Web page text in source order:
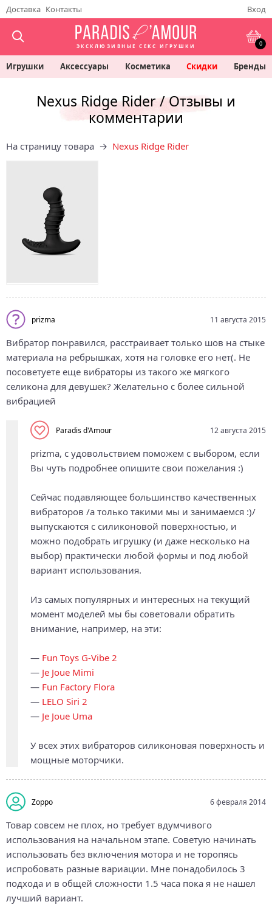
Доставка Контакты Вход
ЭКСКЛЮЗИВНЫЕ СЕКС ИГРУШКИ 0
Игрушки Аксессуары Косметика Скидки Бренды
Nexus Ridge Rider / Отзывы и
комментарии
На страницу товара → Nexus Ridge Rider
prizma 11 августа 2015
Вибратор понравился, расстраивает только шов на стыке
материала на ребрышках, хотя на головке его нет(. Не
посоветуете еще вибраторы из такого же мягкого
селикона для девушек? Желательно с более сильной
вибрацией
Paradis d'Amour 12 августа 2015
prizma, с удовольствием поможем с выбором, если
Вы чуть подробнее опишите свои пожелания :)
Сейчас подавляющее большинство качественных
вибраторов /а только такими мы и занимаемся :)/
выпускаются с силиконовой поверхностью, и
можно подобрать игрушку (и даже несколько на
выбор) практически любой формы и под любой
вариант использования.
Из самых популярных и интересных на текущий
момент моделей мы бы советовали обратить
внимание, например, на эти:
— Fun Toys G-Vibe 2
— Je Joue Mimi
— Fun Factory Flora
— LELO Siri 2
— Je Joue Uma
У всех этих вибраторов силиконовая поверхность и
мощные моторчики.
Zорро 6 февраля 2014
Товар совсем не плох, но требует вдумчивого
использования на начальном этапе. Советую начинать
использовать без включения мотора и не торопясь
испробовать разные вариации. Мне понадобилось 3
подхода и в общей сложности 1.5 часа пока я не нашел
лучший вариант.